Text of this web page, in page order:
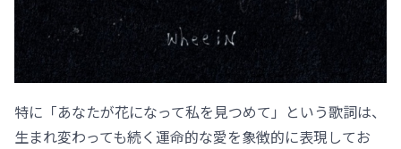
特に「あなたが花になって私を見つめて」という歌詞は、
生まれ変わっても続く運命的な愛を象徴的に表現してお